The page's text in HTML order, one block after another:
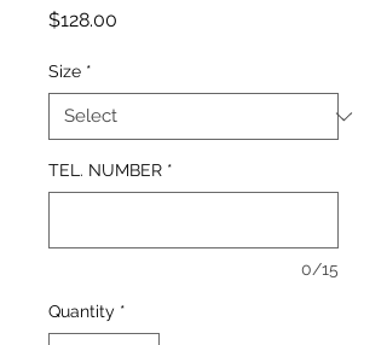
$128.00
Size *
TEL. NUMBER *
0/15
Quantity *